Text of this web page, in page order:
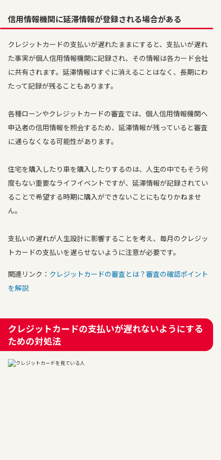
信用情報機関に延滞情報が登録される場合がある
クレジットカードの支払いが遅れたままにすると、支払いが遅れ
た事実が個人信用情報機関に記録され、その情報は各カード会社
に共有されます。延滞情報はすぐに消えることはなく、長期にわ
たって記録が残ることもあります。
各種ローンやクレジットカードの審査では、個人信用情報機関へ
申込者の信用情報を照会するため、延滞情報が残っていると審査
に通らなくなる可能性があります。
住宅を購入したり車を購入したりするのは、人生の中でもそう何
度もない重要なライフイベントですが、延滞情報が記録されてい
ることで希望する時期に購入ができないことにもなりかねませ
ん。
支払いの遅れが人生設計に影響することを考え、毎月のクレジッ
トカードの支払いを遅らせないように注意が必要です。
関連リンク： クレジットカードの審査とは？審査の確認ポイント
を解説
クレジットカードの支払いが遅れないようにする
ための対処法